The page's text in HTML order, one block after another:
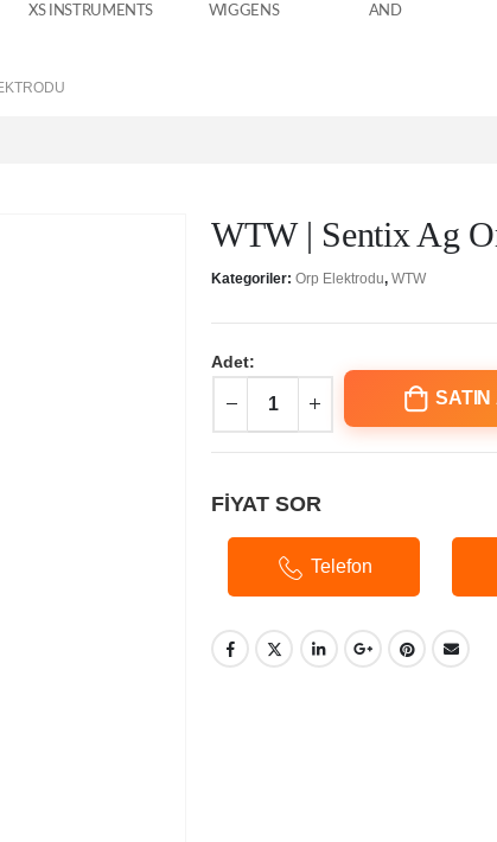
XS INSTRUMENTS WIGGENS AND
WTW | Sentix Ag
Kategoriler: Orp Elektrodu, WTW
Adet:
SATIN
FİYAT SOR
Telefon